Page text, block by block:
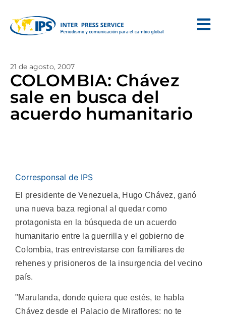
21 de agosto, 2007
COLOMBIA: Chávez
sale en busca del
acuerdo humanitario
Corresponsal de IPS
El presidente de Venezuela, Hugo Chávez, ganó
una nueva baza regional al quedar como
protagonista en la búsqueda de un acuerdo
humanitario entre la guerrilla y el gobierno de
Colombia, tras entrevistarse con familiares de
rehenes y prisioneros de la insurgencia del vecino
país.
"Marulanda, donde quiera que estés, te habla
Chávez desde el Palacio de Miraflores: no te